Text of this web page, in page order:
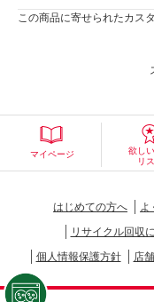
この商品に寄せられたカス
マイページ
欲し
リ
はじめての方へ よ
リサイクル回収
個人情報保護方針
店